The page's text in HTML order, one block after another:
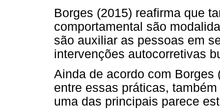
Borges (2015) reafirma que
comportamental são
são auxiliar as pessoas em
intervenções autocorretivas
Ainda de acordo com
entre essas práticas,
uma das principais parece